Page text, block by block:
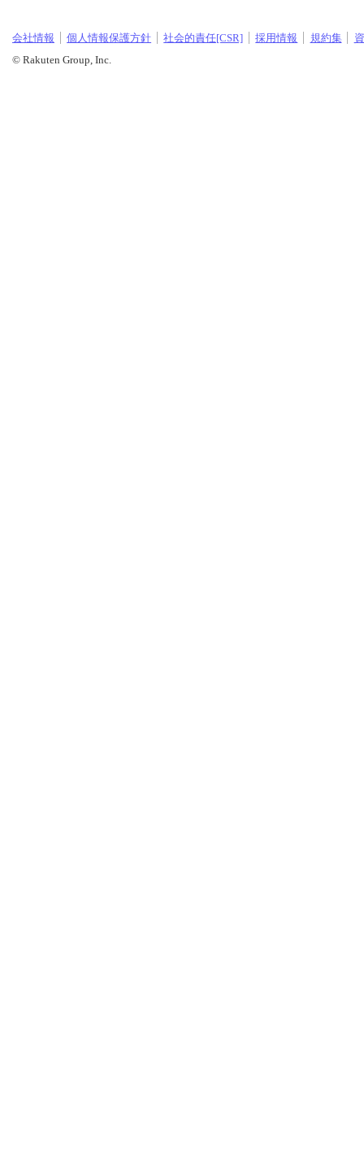
会社情報 個人情報保護方針 社会的責任[CSR] 採用情報 規約集
© Rakuten Group, Inc.